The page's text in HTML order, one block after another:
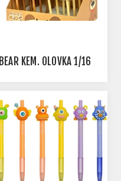
BEAR KEM. OLOVKA 1/16